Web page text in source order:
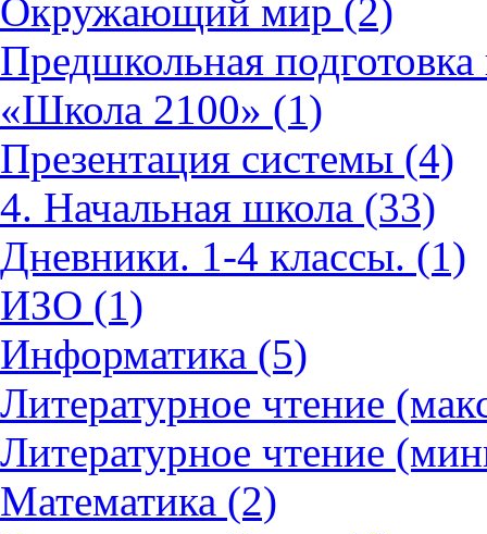
Окружающий мир (2)
Предшкольная
«Школа 2100» (1)
Презентация системы (4)
4. Начальная школа (33)
Дневники. 1-4 классы. (1)
ИЗО (1)
Информатика (5)
Литературное чтение
Литературное чтение
Математика (2)